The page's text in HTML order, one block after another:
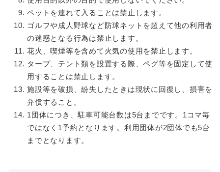
ペットを連れて入ることは禁止します。
ゴルフや成人野球など防球ネットを超えて他の利用者
の迷惑となる行為は禁止します。
花火、喫煙等を含めて火気の使用を禁止します。
タープ、テント類を設置する際、ペグ等を固定して使
用することは禁止します。
施設等を破損、紛失したときは現状に回復し、損害を
弁償すること。
1団体につき、駐車可能台数は5台までです。1コマ毎
ではなく1予約となります。利用団体が2団体でも5台
までとなります。